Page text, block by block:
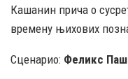
Кашанин прича о
времену њихових
Сценарио: Феликс